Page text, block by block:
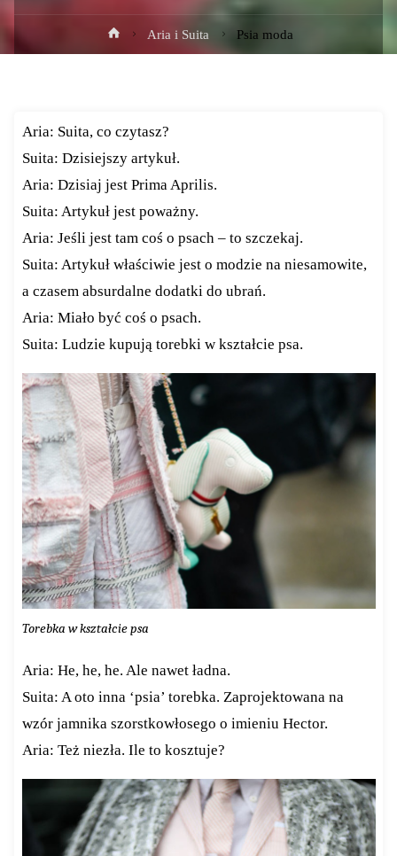
Strona
główna
Aria i Suita Psia moda
Aria: Suita, co czytasz?
Suita: Dzisiejszy artykuł.
Aria: Dzisiaj jest Prima Aprilis.
Suita: Artykuł jest poważny.
Aria: Jeśli jest tam coś o psach – to szczekaj.
Suita: Artykuł właściwie jest o modzie na niesamowite,
a czasem absurdalne dodatki do ubrań.
Aria: Miało być coś o psach.
Suita: Ludzie kupują torebki w kształcie psa.
Torebka w kształcie psa
Aria: He, he, he. Ale nawet ładna.
Suita: A oto inna ‘psia’ torebka. Zaprojektowana na
wzór jamnika szorstkowłosego o imieniu Hector.
Aria: Też niezła. Ile to kosztuje?